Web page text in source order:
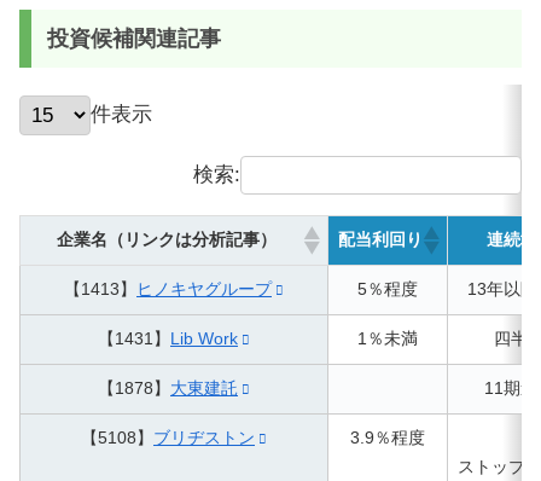
投資候補関連記事
件表示
検索:
企業名（リンクは分析記事） 配当利回り 連続増
【1413】 ヒノキヤグループ 5％程度 13年以
【1431】 Lib Work 1％未満 四半
【1878】 大東建託 11期
【5108】 ブリヂストン 3.9％程度
ストップ